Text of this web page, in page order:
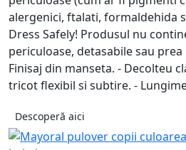
alergenici, ftalati, formaldehida
Dress Safely! Produsul nu
periculoase, detasabile sau
Finisaj din manseta. - Decolteu
tricot flexibil si subtire. -
Descoperă aici